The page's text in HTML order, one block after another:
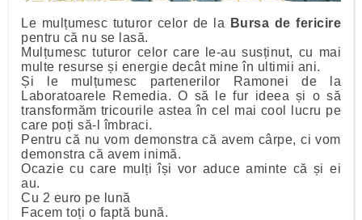
Le mulțumesc tuturor celor de la
Bursa de fericire
pentru că nu se lasă.
Mulțumesc tuturor celor care le-au susținut, cu mai
multe resurse și energie decât mine în ultimii ani.
Și le mulțumesc partenerilor Ramonei de la
Laboratoarele Remedia. O să le fur ideea și o să
transformăm tricourile astea în cel mai cool lucru pe
care poți să-l îmbraci.
Pentru că nu vom demonstra că avem cârpe, ci vom
demonstra că avem inimă.
Ocazie cu care mulți își vor aduce aminte că și ei
au.
Cu 2 euro pe lună
Facem toți o faptă bună.